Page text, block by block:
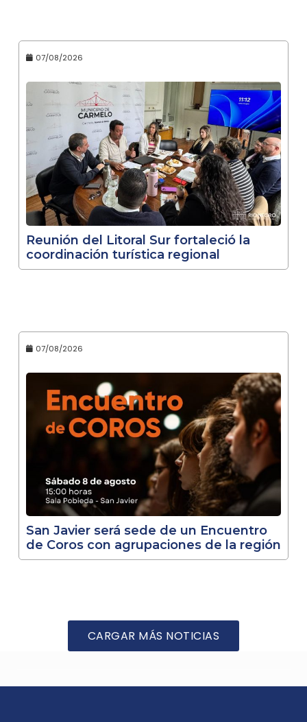
07/08/2026
Reunión del Litoral Sur fortaleció la
coordinación turística regional
07/08/2026
San Javier será sede de un Encuentro
de Coros con agrupaciones de la región
CARGAR MÁS NOTICIAS